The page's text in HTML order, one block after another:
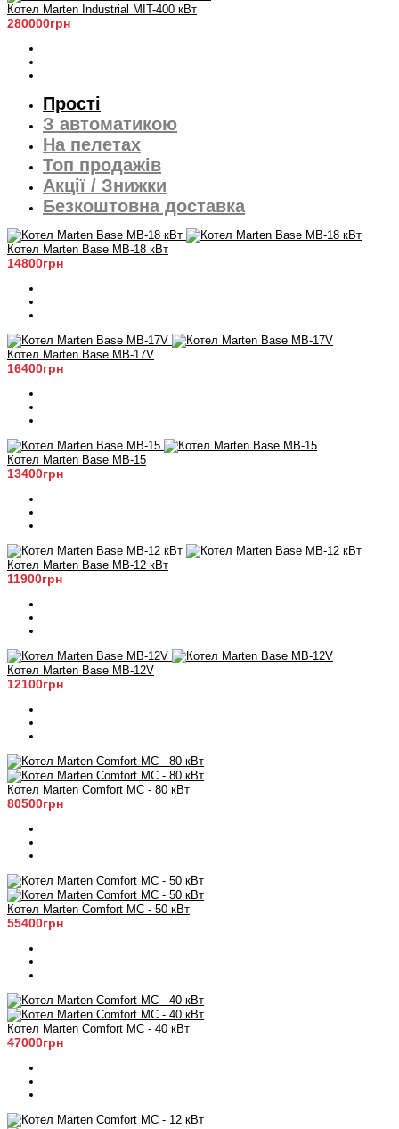
Котел Marten Industrial МIT-400 кВт
280000грн
Прості
З автоматикою
На пелетах
Топ продажів
Акції / Знижки
Безкоштовна доставка
Котел Marten Base MB-18 кВт
14800грн
Котел Marten Base MB-17V
16400грн
Котел Marten Base MB-15
13400грн
Котел Marten Base MB-12 кВт
11900грн
Котел Marten Base MB-12V
12100грн
Котел Marten Comfort MC - 80 кВт
80500грн
Котел Marten Comfort MC - 50 кВт
55400грн
Котел Marten Comfort MC - 40 кВт
47000грн